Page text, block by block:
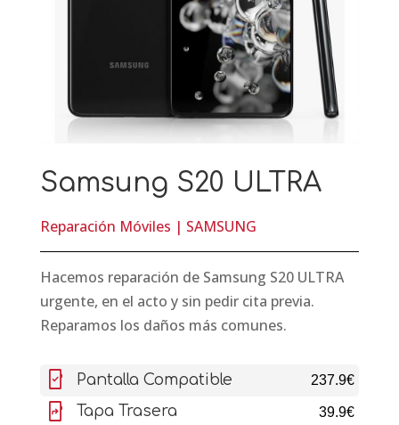
Samsung S20 ULTRA
Reparación Móviles | SAMSUNG
Hacemos reparación de Samsung S20 ULTRA
urgente, en el acto y sin pedir cita previa.
Reparamos los daños más comunes.
mobile_friendly Pantalla Compatible 237.9€
mobile_screen_share Tapa Trasera 39.9€